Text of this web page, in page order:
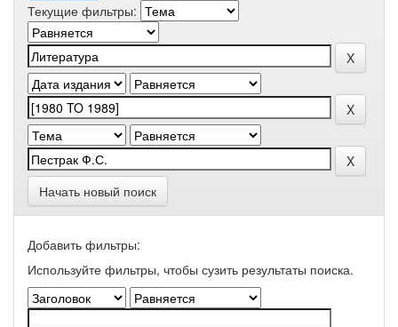
Текущие фильтры:
Начать новый поиск
Добавить фильтры:
Используйте фильтры, чтобы сузить результаты поиска.